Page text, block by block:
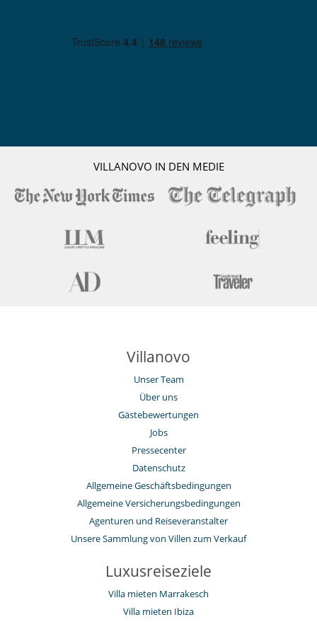
Nespresso Kaffeemaschine
Haushälterin
Unterhaltung, Wohlbefinden & Sport
Fernseher
Fitnessraum
Internetzugang (Wifi)
Massageraum
VILLANOVO IN DEN MEDIE
Villanovo
Unser Team
Über uns
Gästebewertungen
Jobs
Pressecenter
Datenschutz
Allgemeine Geschäftsbedingungen
Allgemeine Versicherungsbedingungen
Agenturen und Reiseveranstalter
Unsere Sammlung von Villen zum Verkauf
Luxusreiseziele
Villa mieten Marrakesch
Villa mieten Ibiza